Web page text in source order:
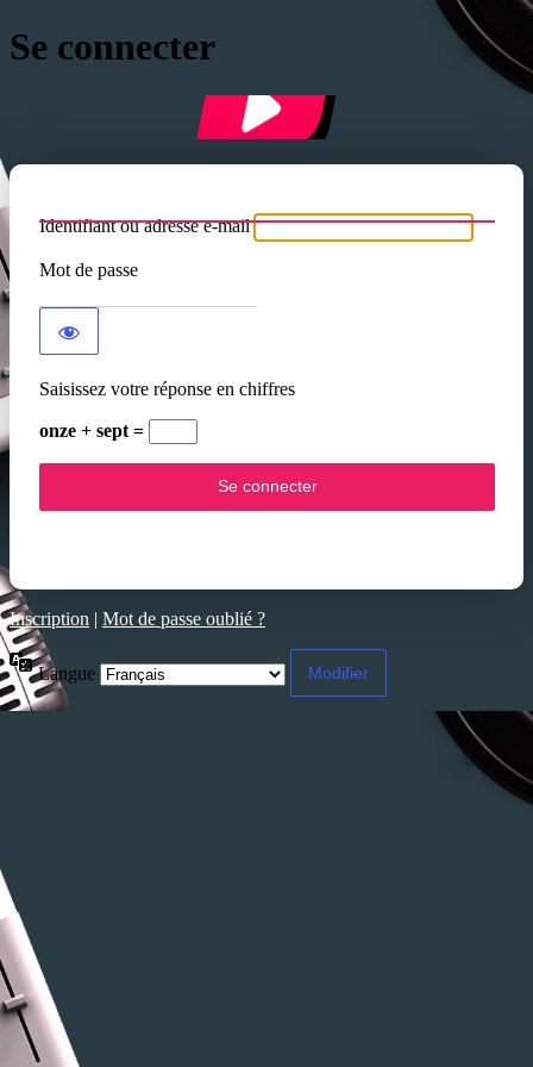
Se connecter
Identifiant ou adresse e-mail
Mot de passe
Saisissez votre réponse en chiffres
onze + sept =
Inscription | Mot de passe oublié ?
Langue